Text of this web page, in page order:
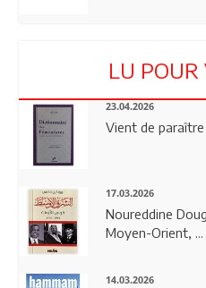
LU POUR
23.04.2026
Vient de
17.03.2026
Noureddine
Moyen-Orient, ...
14.03.2026